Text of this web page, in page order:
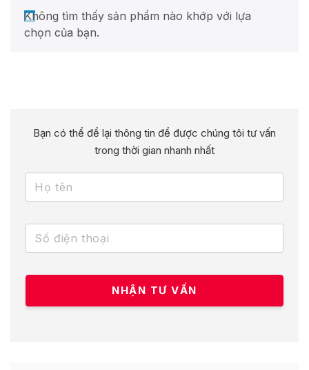
Không tìm thấy sản phẩm nào khớp với lựa
chọn của bạn.
Bạn có thể để lại thông tin để được chúng tôi tư vấn
trong thời gian nhanh nhất